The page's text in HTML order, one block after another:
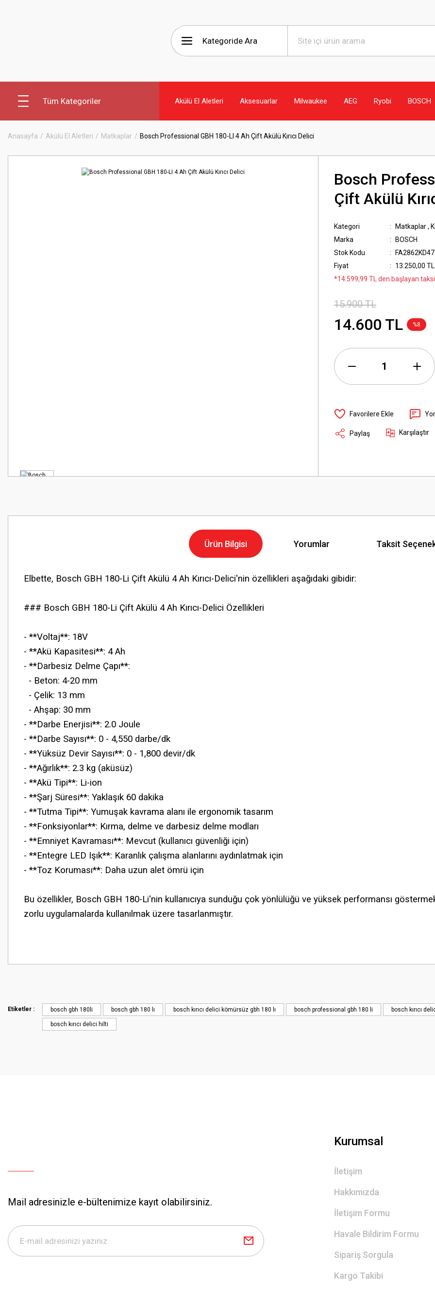
Tüm Kategoriler Akülü El Aletleri Aksesuarlar Milwaukee AEG Ryobi BOSCH
Anasayfa Akülü El Aletleri Matkaplar Bosch Professional GBH 180-LI 4 Ah Çift Akülü Kırıcı Delici
Bosch
Çift Akülü
Kategori Matkaplar,
Marka
BOSCH
Stok Kodu
Fiyat
13.250,00
*14.599,99 TL den başlayan
15.900 TL
14.600 TL %8
Paylaş Karşılaştır
Ürün Bilgisi Yorumlar Taksit
Elbette, Bosch GBH 180-Li Çift Akülü 4 Ah Kırıcı-Delici'nin özellikleri aşağıdaki gibidir:
### Bosch GBH 180-Li Çift Akülü 4 Ah Kırıcı-Delici Özellikleri
- **Voltaj**: 18V
- **Akü Kapasitesi**: 4 Ah
- **Darbesiz Delme Çapı**:
- Beton: 4-20 mm
- Çelik: 13 mm
- Ahşap: 30 mm
- **Darbe Enerjisi**: 2.0 Joule
- **Darbe Sayısı**: 0 - 4,550 darbe/dk
- **Yüksüz Devir Sayısı**: 0 - 1,800 devir/dk
- **Ağırlık**: 2.3 kg (aküsüz)
- **Akü Tipi**: Li-ion
- **Şarj Süresi**: Yaklaşık 60 dakika
- **Tutma Tipi**: Yumuşak kavrama alanı ile ergonomik tasarım
- **Fonksiyonlar**: Kırma, delme ve darbesiz delme modları
- **Emniyet Kavraması**: Mevcut (kullanıcı güvenliği için)
- **Entegre LED Işık**: Karanlık çalışma alanlarını aydınlatmak için
- **Toz Koruması**: Daha uzun alet ömrü için
Bu özellikler, Bosch GBH 180-Li'nin kullanıcıya sunduğu çok yönlülüğü ve yüksek performansı
zorlu uygulamalarda kullanılmak üzere tasarlanmıştır.
Etiketler : bosch gbh 180li bosch gbh 180 lı bosch kırıcı delici kömürsüz gbh 180 lı bosch professional gbh 180 li bosch kırıcı
bosch kırıcı delici hilti
Mail adresinizle e-bültenimize kayıt olabilirsiniz.
Kurumsal
İletişim
Hakkımızda
İletişim Formu
Havale Bildirim Formu
Sipariş Sorgula
Kargo Takibi